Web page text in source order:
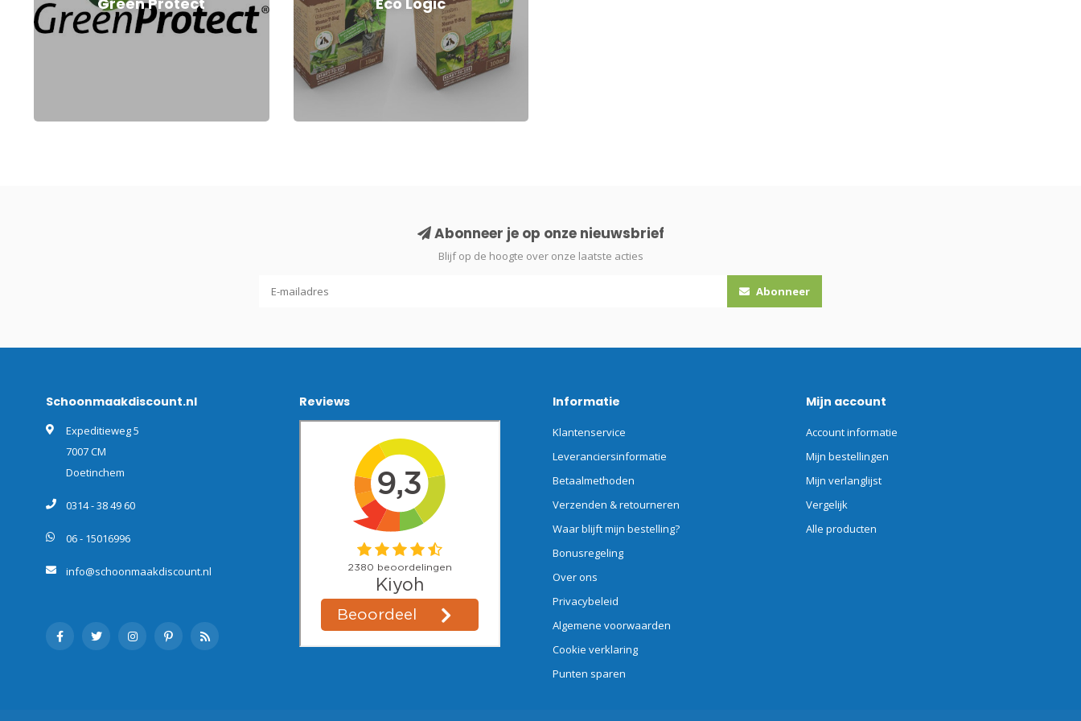
Abonneer je op onze nieuwsbrief
Blijf op de hoogte over onze laatste acties
Abonneer
Schoonmaakdiscount.nl
Expeditieweg 5
7007 CM
Doetinchem
0314 - 38 49 60
06 - 15016996
info@schoonmaakdiscount.nl
Reviews Informatie
Klantenservice
Leveranciersinformatie
Betaalmethoden
Verzenden & retourneren
Waar blijft mijn bestelling?
Bonusregeling
Over ons
Privacybeleid
Algemene voorwaarden
Cookie verklaring
Punten sparen
Mijn account
Account informatie
Mijn bestellingen
Mijn verlanglijst
Vergelijk
Alle producten